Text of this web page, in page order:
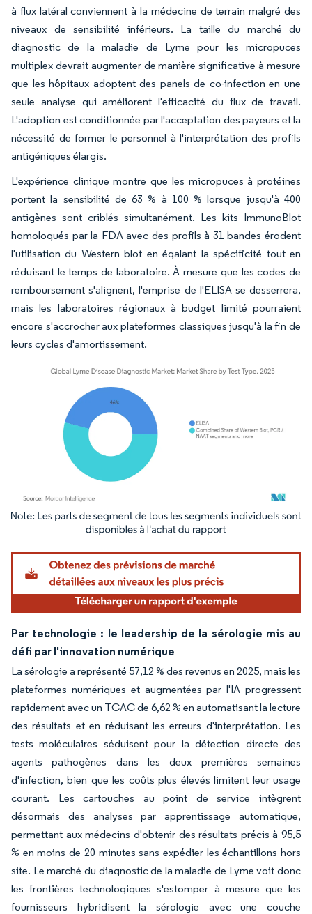
à flux latéral conviennent à la médecine de terrain malgré des
niveaux de sensibilité inférieurs. La taille du marché du
diagnostic de la maladie de Lyme pour les micropuces
multiplex devrait augmenter de manière significative à mesure
que les hôpitaux adoptent des panels de co-infection en une
seule analyse qui améliorent l'efficacité du flux de travail.
L'adoption est conditionnée par l'acceptation des payeurs et la
nécessité de former le personnel à l'interprétation des profils
antigéniques élargis.
L'expérience clinique montre que les micropuces à protéines
portent la sensibilité de 63 % à 100 % lorsque jusqu'à 400
antigènes sont criblés simultanément. Les kits ImmunoBlot
homologués par la FDA avec des profils à 31 bandes érodent
l'utilisation du Western blot en égalant la spécificité tout en
réduisant le temps de laboratoire. À mesure que les codes de
remboursement s'alignent, l'emprise de l'ELISA se desserrera,
mais les laboratoires régionaux à budget limité pourraient
encore s'accrocher aux plateformes classiques jusqu'à la fin de
leurs cycles d'amortissement.
Image © Mordor Intelligence. La réutilisation nécessite une attribution sous CC BY
Par technologie : le leadership de la sérologie mis au
défi par l'innovation numérique
La sérologie a représenté 57,12 % des revenus en 2025, mais les
plateformes numériques et augmentées par l'IA progressent
rapidement avec un TCAC de 6,62 % en automatisant la lecture
des résultats et en réduisant les erreurs d'interprétation. Les
tests moléculaires séduisent pour la détection directe des
agents pathogènes dans les deux premières semaines
d'infection, bien que les coûts plus élevés limitent leur usage
courant. Les cartouches au point de service intègrent
désormais des analyses par apprentissage automatique,
permettant aux médecins d'obtenir des résultats précis à 95,5
% en moins de 20 minutes sans expédier les échantillons hors
site. Le marché du diagnostic de la maladie de Lyme voit donc
les frontières technologiques s'estomper à mesure que les
fournisseurs hybridisent la sérologie avec une couche